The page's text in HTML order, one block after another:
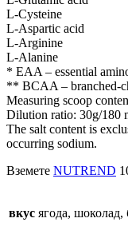
L-Cysteine
L-Aspartic acid
L-Arginine
L-Alanine
* EAA – essential
** BCAA – branched-
Measuring scoop
Dilution ratio: 30g/180
The salt content is
occurring sodium.
Вземете NUTREND
вкус ягода,